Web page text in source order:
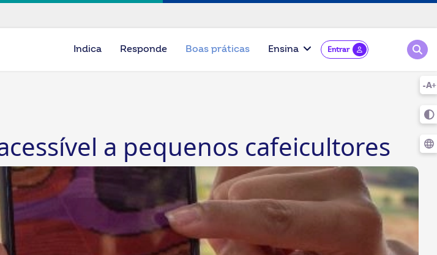
Indica Responde Boas práticas Ensina Entrar
a pequenos cafeicultores